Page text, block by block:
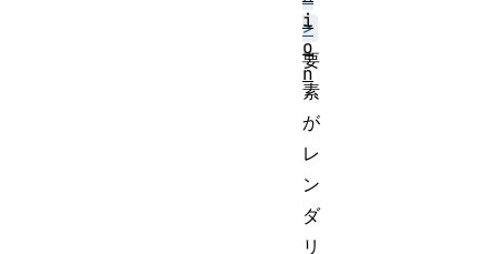
>
要
素
が
レ
ン
ダ
リ
i
o
n